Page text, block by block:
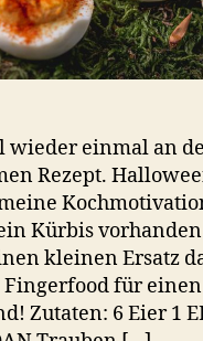
wieder einmal an
Rezept.
Kürbis
kleinen Ersatz
Fingerfood für
Zutaten: 6 Eier 1